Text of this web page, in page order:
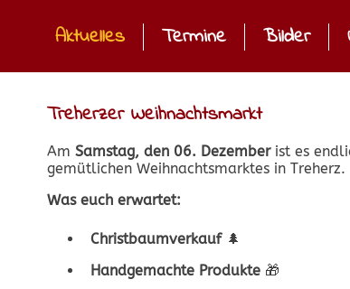
Aktuelles Termine Bilder
Treherzer Weihnachtsmarkt
Am Samstag, den 06. Dezemberist es
gemütlichen Weihnachtsmarktes in Treherz.
Was euch erwartet:
Christbaumverkauf🌲
Handgemachte Produkte🎁